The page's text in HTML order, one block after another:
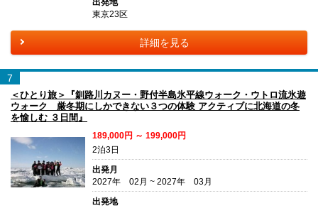
出発地
東京23区
詳細を見る
7
＜ひとり旅＞『釧路川カヌー・野付半島氷平線ウォーク・ウトロ流氷遊
ウォーク 厳冬期にしかできない３つの体験 アクティブに北海道の冬
を愉しむ ３日間』
189,000円 ～ 199,000円
2泊3日
出発月
2027年 02月 ~ 2027年 03月
出発地